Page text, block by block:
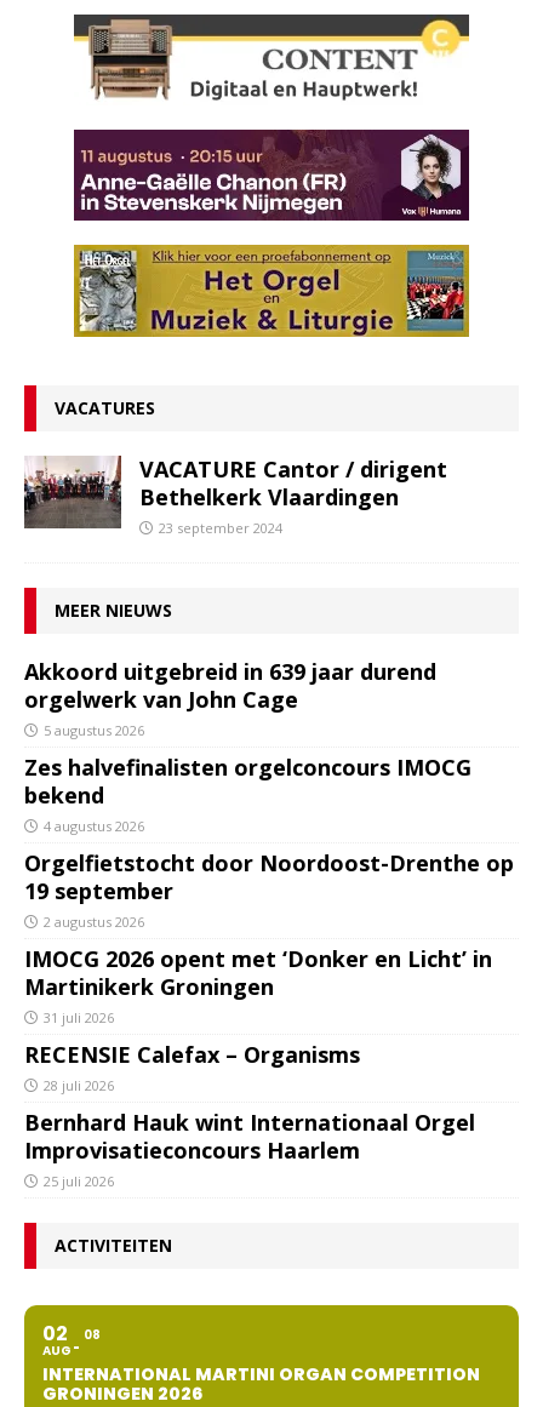
VACATURES
VACATURE Cantor / dirigent
Bethelkerk Vlaardingen
23 september 2024
MEER NIEUWS
Akkoord uitgebreid in 639 jaar durend
orgelwerk van John Cage
5 augustus 2026
Zes halvefinalisten orgelconcours IMOCG
bekend
4 augustus 2026
Orgelfietstocht door Noordoost-Drenthe op
19 september
2 augustus 2026
IMOCG 2026 opent met ‘Donker en Licht’ in
Martinikerk Groningen
31 juli 2026
RECENSIE Calefax – Organisms
28 juli 2026
Bernhard Hauk wint Internationaal Orgel
Improvisatieconcours Haarlem
25 juli 2026
ACTIVITEITEN
02
AUG
08
INTERNATIONAL MARTINI ORGAN COMPETITION
GRONINGEN 2026